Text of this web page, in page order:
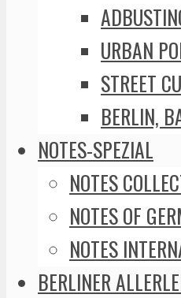
URBAN
STREET
BERLIN,
NOTES-SPEZIAL
NOTES
NOTES OF
NOTES
BERLINER